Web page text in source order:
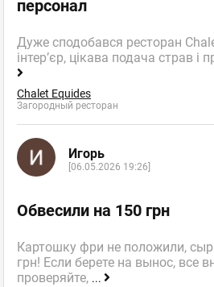
персонал
Дуже сподобався ресторан
інтер’єр, цікава подача страв
Chalet Equides
Загородный ресторан
Игорь
[06.05.2026 19:26]
Обвесили на 150 грн
Картошку фри не положили,
грн! Если берете на вынос, все
проверяйте, ...